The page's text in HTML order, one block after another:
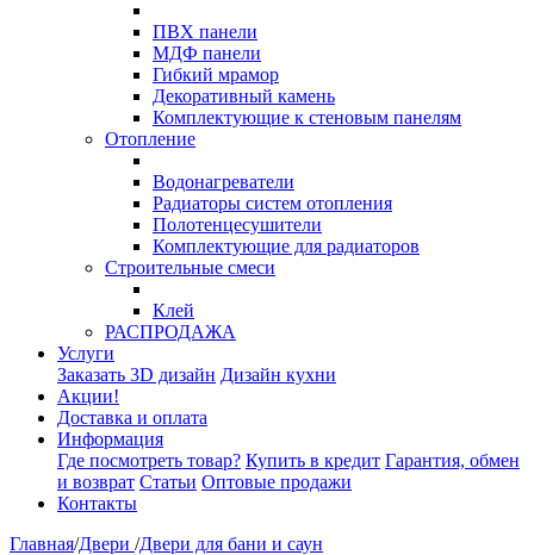
ПВХ панели
МДФ панели
Гибкий мрамор
Декоративный камень
Комплектующие к стеновым панелям
Отопление
Водонагреватели
Радиаторы систем отопления
Полотенцесушители
Комплектующие для радиаторов
Строительные смеси
Клей
РАСПРОДАЖА
Услуги
Заказать 3D дизайн Дизайн кухни
Акции!
Доставка и оплата
Информация
Где посмотреть товар? Купить в кредит Гарантия, обмен
и возврат Статьи Оптовые продажи
Контакты
Главная/Двери /Двери для бани и саун